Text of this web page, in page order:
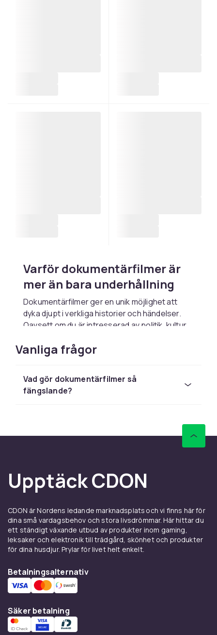
Varför dokumentärfilmer är
mer än bara underhållning
Dokumentärfilmer ger en unik möjlighet att
dyka djupt i verkliga historier och händelser.
Oavsett om du är intresserad av politik, kultur
lärorik och engagerande upplevelse. Till
skillnad från fiction, erbjuder de ett fönster till
kan förändra vårt sätt att se på saker. Dessa
filmer kan vara både tankeväckande och ibland
Vad gör dokumentärfilmer så
En dokumentärfilm har förmågan att fånga och
hålla kvar din uppmärksamhet genom
autentiska berättelser och fakta. I vårt
sortiment hittar du dokumentärer om allt från
stora historiska händelser till små, okända
ämnen. Det bästa med dokumentärer är deras
förmåga att öppna våra ögon för olika
perspektiv och ge oss verktyg att förstå
dokumentärer är emotionellt gripande, andra
är utbildande och ibland är de både och.
Fördelen med att välja
dokumentärfilmer
Vanliga frågor
Vad gör dokumentärfilmer så
fängslande?
Upptäck CDON
CDON är Nordens ledande marknadsplats och vi finns här för
dina små vardagsbehov och stora livsdrömmar. Här hittar du
ett ständigt växande utbud av produkter inom gaming,
leksaker och elektronik till trädgård, skönhet och produkter
för dina husdjur. Prylar för livet helt enkelt.
Betalningsalternativ
Säker betalning